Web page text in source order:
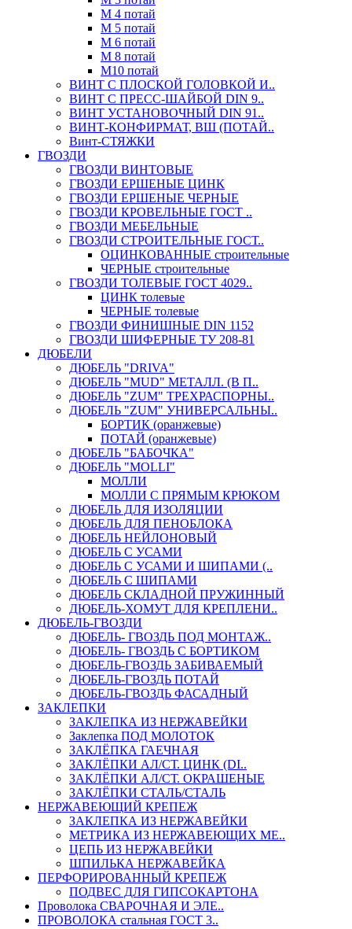
М 4 потай
М 5 потай
М 6 потай
М 8 потай
М10 потай
ВИНТ С ПЛОСКОЙ ГОЛОВКОЙ И..
ВИНТ С ПРЕСС-ШАЙБОЙ DIN 9..
ВИНТ УСТАНОВОЧНЫЙ DIN 91..
ВИНТ-КОНФИРМАТ, ВШ (ПОТАЙ..
Винт-СТЯЖКИ
ГВОЗДИ
ГВОЗДИ ВИНТОВЫЕ
ГВОЗДИ ЕРШЕНЫЕ ЦИНК
ГВОЗДИ ЕРШЕНЫЕ ЧЕРНЫЕ
ГВОЗДИ КРОВЕЛЬНЫЕ ГОСТ ..
ГВОЗДИ МЕБЕЛЬНЫЕ
ГВОЗДИ СТРОИТЕЛЬНЫЕ ГОСТ..
ОЦИНКОВАННЫЕ строительные
ЧЕРНЫЕ строительные
ГВОЗДИ ТОЛЕВЫЕ ГОСТ 4029..
ЦИНК толевые
ЧЕРНЫЕ толевые
ГВОЗДИ ФИНИШНЫЕ DIN 1152
ГВОЗДИ ШИФЕРНЫЕ ТУ 208-81
ДЮБЕЛИ
ДЮБЕЛЬ "DRIVA"
ДЮБЕЛЬ "MUD" МЕТАЛЛ. (В П..
ДЮБЕЛЬ "ZUM" ТРЕХРАСПОРНЫ..
ДЮБЕЛЬ "ZUM" УНИВЕРСАЛЬНЫ..
БОРТИК (оранжевые)
ПОТАЙ (оранжевые)
ДЮБЕЛЬ "БАБОЧКА"
ДЮБЕЛЬ "МOLLI"
МОЛЛИ
МОЛЛИ С ПРЯМЫМ КРЮКОМ
ДЮБЕЛЬ ДЛЯ ИЗОЛЯЦИИ
ДЮБЕЛЬ ДЛЯ ПЕНОБЛОКА
ДЮБЕЛЬ НЕЙЛОНОВЫЙ
ДЮБЕЛЬ С УСАМИ
ДЮБЕЛЬ С УСАМИ И ШИПАМИ (..
ДЮБЕЛЬ С ШИПАМИ
ДЮБЕЛЬ СКЛАДНОЙ ПРУЖИННЫЙ
ДЮБЕЛЬ-ХОМУТ ДЛЯ КРЕПЛЕНИ..
ДЮБЕЛЬ-ГВОЗДИ
ДЮБЕЛЬ- ГВОЗДЬ ПОД МОНТАЖ..
ДЮБЕЛЬ- ГВОЗДЬ С БОРТИКОМ
ДЮБЕЛЬ-ГВОЗДЬ ЗАБИВАЕМЫЙ
ДЮБЕЛЬ-ГВОЗДЬ ПОТАЙ
ДЮБЕЛЬ-ГВОЗДЬ ФАСАДНЫЙ
ЗАКЛЕПКИ
ЗАКЛЕПКА ИЗ НЕРЖАВЕЙКИ
Заклепка ПОД МОЛОТОК
ЗАКЛЁПКА ГАЕЧНАЯ
ЗАКЛЁПКИ АЛ/СТ. ЦИНК (DI..
ЗАКЛЁПКИ АЛ/СТ. ОКРАШЕНЫЕ
ЗАКЛЁПКИ СТАЛЬ/СТАЛЬ
НЕРЖАВЕЮЩИЙ КРЕПЕЖ
ЗАКЛЕПКА ИЗ НЕРЖАВЕЙКИ
МЕТРИКА ИЗ НЕРЖАВЕЮЩИХ МЕ..
ЦЕПЬ ИЗ НЕРЖАВЕЙКИ
ШПИЛЬКА НЕРЖАВЕЙКА
ПЕРФОРИРОВАННЫЙ КРЕПЕЖ
ПОДВЕС ДЛЯ ГИПСОКАРТОНА
Проволока СВАРОЧНАЯ И ЭЛЕ..
ПРОВОЛОКА стальная ГОСТ 3..